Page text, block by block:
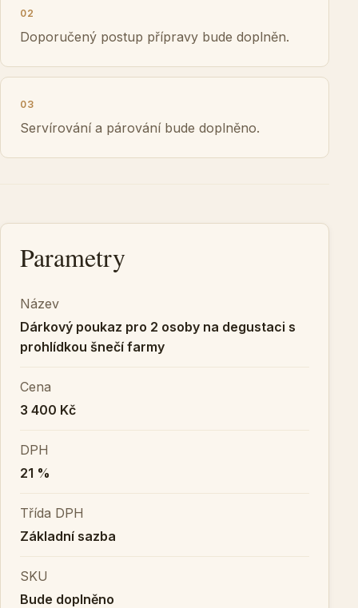
02
Doporučený postup přípravy bude doplněn.
03
Servírování a párování bude doplněno.
Parametry
Název
Dárkový poukaz pro 2 osoby na degustaci s
prohlídkou šnečí farmy
Cena
3 400 Kč
DPH
21 %
Třída DPH
Základní sazba
SKU
Bude doplněno